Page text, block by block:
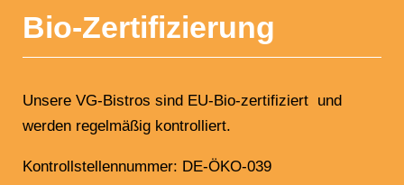
Bio-Zertifizierung
Unsere VG-Bistros sind EU-Bio-zertifiziert und
werden regelmäßig kontrolliert.
Kontrollstellennummer: DE-ÖKO-039